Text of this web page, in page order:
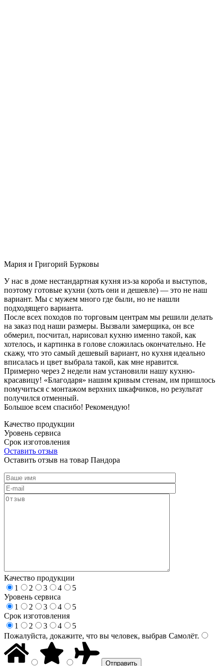
Мария и Григорий Бурковы
У нас в доме нестандартная кухня из-за короба и выступов,
поэтому готовые кухни (хоть они и дешевле) — это не наш
вариант. Мы с мужем много где были, но не нашли
подходящего варианта.
После всех походов по торговым центрам мы решили делать
на заказ под наши размеры. Вызвали замерщика, он все
обмерил, посчитал, нарисовал кухню именно такой, как
хотелось, и картинка в голове сложилась окончательно. Не
скажу, что это самый дешевый вариант, но кухня идеально
вписалась и цвет выбрала такой, как мне нравится.
Примерно через 2 недели нам установили нашу кухню-
красавицу! «Благодаря» нашим кривым стенам, им пришлось
помучиться с монтажом верхних шкафчиков, но результат
получился отменный.
Большое всем спасибо! Рекомендую!
Качество продукции
Уровень сервиса
Срок изготовления
Оставить отзыв
Оставить отзыв на товар Пандора
Качество продукции
1
2 3 4
5
Уровень сервиса
1
2 3 4
5
Срок изготовления
1
2 3 4
5
Пожалуйста, докажите, что вы человек, выбрав Самолёт.